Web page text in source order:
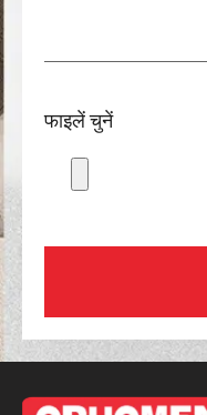
फाइलें चुनें